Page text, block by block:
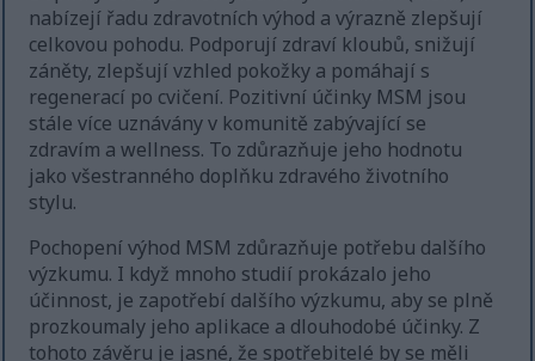
nabízejí řadu zdravotních výhod a výrazně zlepšují
celkovou pohodu. Podporují zdraví kloubů, snižují
záněty, zlepšují vzhled pokožky a pomáhají s
regenerací po cvičení. Pozitivní účinky MSM jsou
stále více uznávány v komunitě zabývající se
zdravím a wellness. To zdůrazňuje jeho hodnotu
jako všestranného doplňku zdravého životního
stylu.
Pochopení výhod MSM zdůrazňuje potřebu dalšího
výzkumu. I když mnoho studií prokázalo jeho
účinnost, je zapotřebí dalšího výzkumu, aby se plně
prozkoumaly jeho aplikace a dlouhodobé účinky. Z
tohoto závěru je jasné, že spotřebitelé by se měli